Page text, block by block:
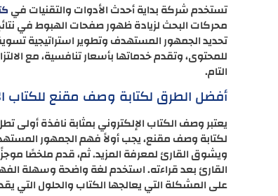
تستخدم شركة بداية أحدث الأدوات والتقنيات في
محركات البحث لزيادة ظهور صفحات الهبوط في
تحديد الجمهور المستهدف وتطوير استراتيجية
للمحتوى، وتقدم خدماتها بأسعار تنافسية، مع
التام.
أفضل الطرق لكتابة وصف مقنع للكتاب
يعتبر وصف الكتاب الإلكتروني بمثابة نافذة أولى
لكتابة وصف مقنع، يجب أولاً فهم الجمهور المستهدف
ويشوق القارئ لمعرفة المزيد. ثم، قدم ملخصًا
القارئ بعد قراءته. استخدم لغة واضحة وسهلة
على المشكلة التي يعالجها الكتاب والحلول التي